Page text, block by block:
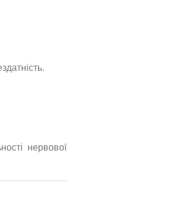
нервової